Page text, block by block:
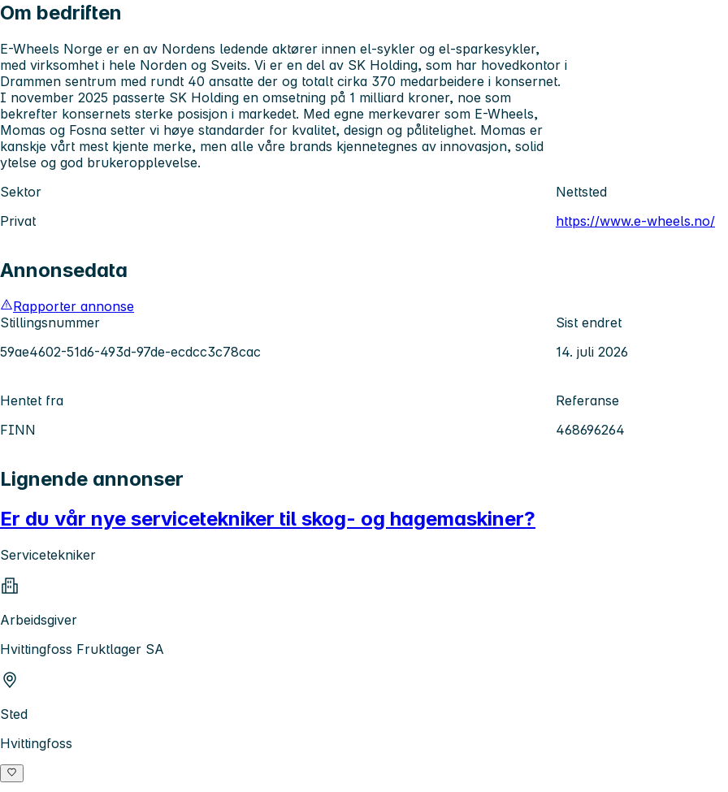
Om bedriften
E-Wheels Norge er en av Nordens ledende aktører innen el-sykler og el-sparkesykler,
med virksomhet i hele Norden og Sveits. Vi er en del av SK Holding, som har hovedkontor i
Drammen sentrum med rundt 40 ansatte der og totalt cirka 370 medarbeidere i konsernet.
I november 2025 passerte SK Holding en omsetning på 1 milliard kroner, noe som
bekrefter konsernets sterke posisjon i markedet. Med egne merkevarer som E-Wheels,
Momas og Fosna setter vi høye standarder for kvalitet, design og pålitelighet. Momas er
kanskje vårt mest kjente merke, men alle våre brands kjennetegnes av innovasjon, solid
ytelse og god brukeropplevelse.
Sektor
Privat
Nettsted
https://www.e-wheels.no/
Annonsedata
Rapporter annonse
Stillingsnummer
59ae4602-51d6-493d-97de-ecdcc3c78cac
Sist endret
14. juli 2026
Hentet fra
FINN
Referanse
468696264
Lignende annonser
Er du vår nye servicetekniker til skog- og hagemaskiner?
Servicetekniker
Arbeidsgiver
Hvittingfoss Fruktlager SA
Sted
Hvittingfoss